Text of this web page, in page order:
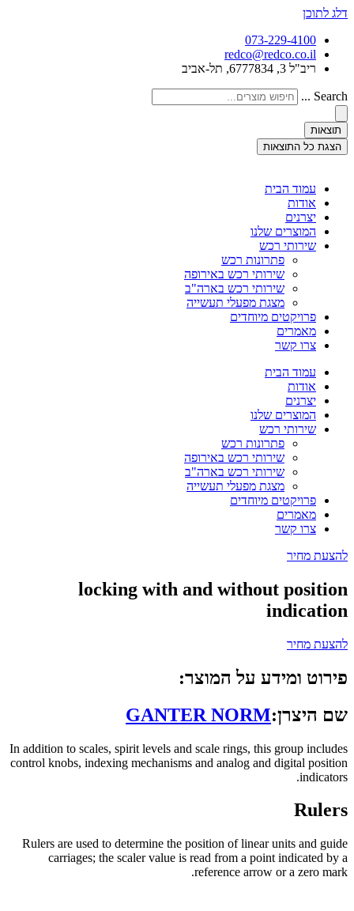
דלג לתוכן
073-229-4100
redco@redco.co.il
ריב"ל 3, 6777834, תל-אביב
Search ...
תוצאות
הצגת כל התוצאות
עמוד הבית
אודות
יצרנים
המוצרים שלנו
שירותי רכש
פתרונות רכש
שירותי רכש באירופה
שירותי רכש בארה"ב
מצגת מפעלי תעשייה
פרויקטים מיוחדים
מאמרים
צרו קשר
עמוד הבית
אודות
יצרנים
המוצרים שלנו
שירותי רכש
פתרונות רכש
שירותי רכש באירופה
שירותי רכש בארה"ב
מצגת מפעלי תעשייה
פרויקטים מיוחדים
מאמרים
צרו קשר
להצעת מחיר
locking with and without position
indication
להצעת מחיר
פירוט ומידע על המוצר:
שם היצרן:GANTER NORM
In addition to scales, spirit levels and scale rings, this group includes
control knobs, indexing mechanisms and analog and digital position
indicators.
Rulers
Rulers are used to determine the position of linear units and guide
carriages; the scaler value is read from a point indicated by a
reference arrow or a zero mark.